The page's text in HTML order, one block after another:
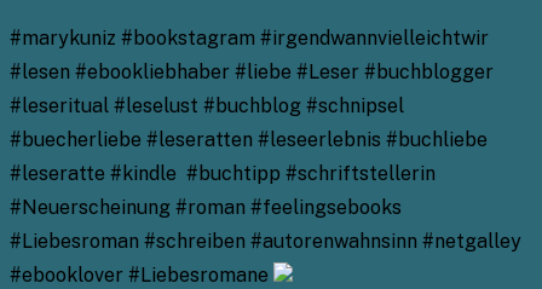
#marykuniz #bookstagram #irgendwannvielleichtwir
#lesen #ebookliebhaber #liebe #Leser #buchblogger
#leseritual #leselust #buchblog #schnipsel
#buecherliebe #leseratten #leseerlebnis #buchliebe
#leseratte #kindle #buchtipp #schriftstellerin
#Neuerscheinung #roman #feelingsebooks
#Liebesroman #schreiben #autorenwahnsinn #netgalley
#ebooklover #Liebesromane